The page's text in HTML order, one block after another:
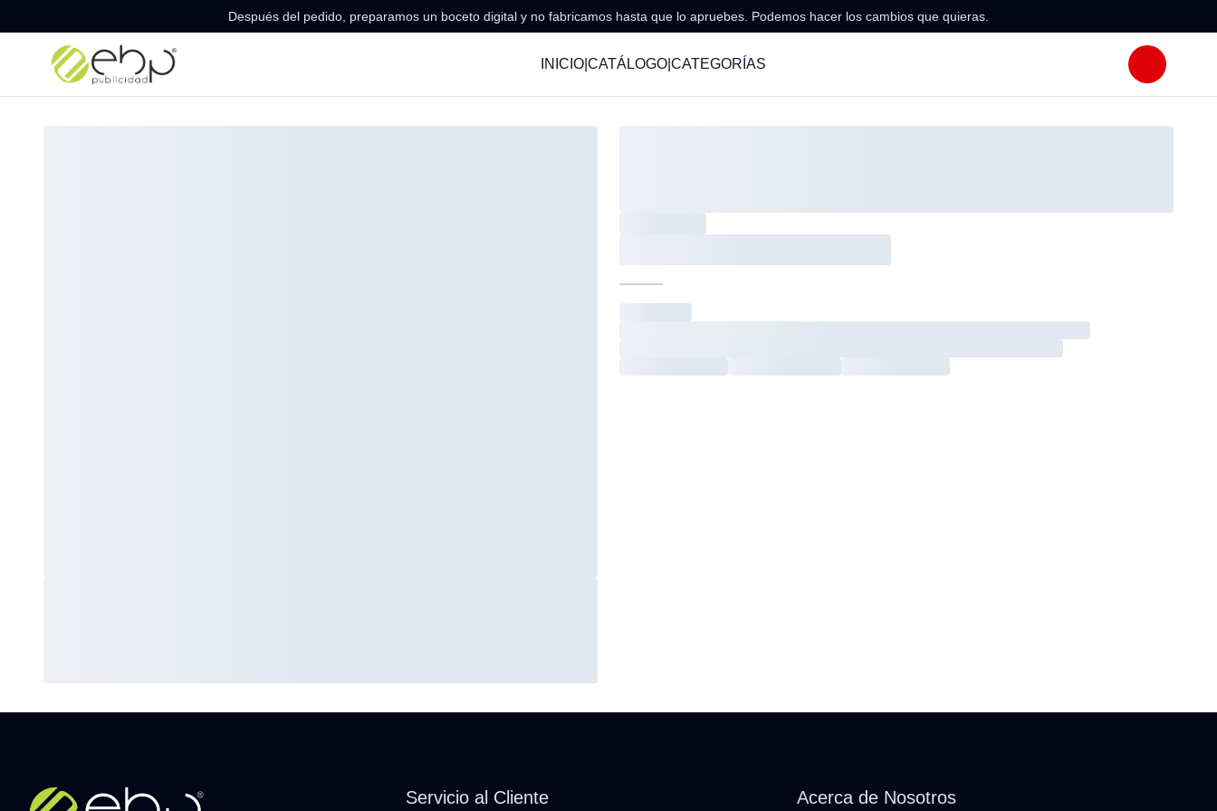
Después del pedido, preparamos un boceto digital y no fabricamos hasta que lo apruebes. Podemos hacer los cambios que quieras.
INICIO| CATÁLOGO| CATEGORÍAS
Servicio al Cliente Acerca de Nosotros